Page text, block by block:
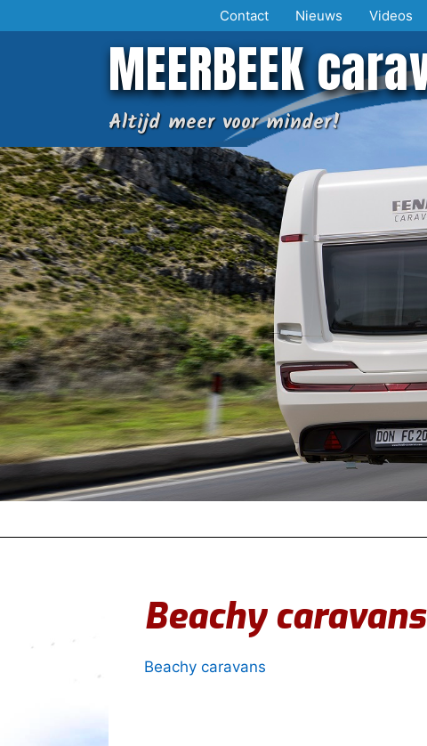
naar
Contact Nieuws Videos
MEERBEEK
Altijd meer voor minder!
Beachy caravans
Beachy caravans